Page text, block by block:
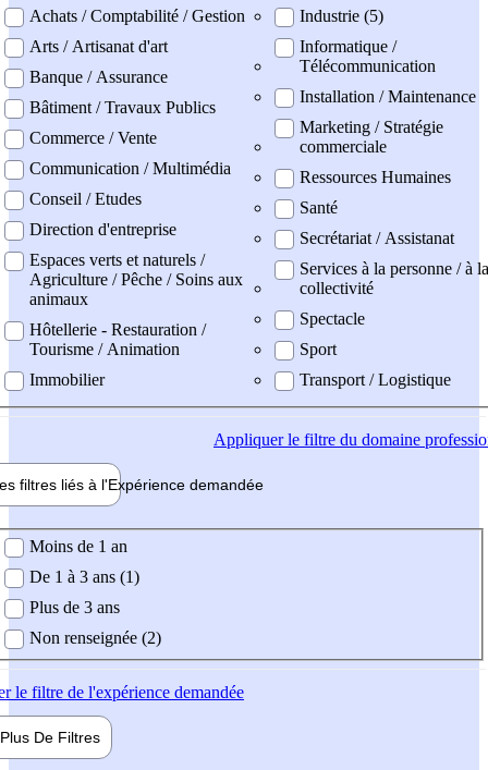
professionel
Achats / Comptabilité / Gestion
Arts / Artisanat d'art
Banque / Assurance
Bâtiment / Travaux Publics
Commerce / Vente
Communication / Multimédia
Conseil / Etudes
Direction d'entreprise
Espaces verts et naturels /
Agriculture / Pêche / Soins aux
animaux
Hôtellerie - Restauration /
Tourisme / Animation
Immobilier
Industrie (5)
Informatique /
Télécommunication
Installation / Maintenance
Marketing / Stratégie
commerciale
Ressources Humaines
Santé
Secrétariat / Assistanat
Services à la personne / à la
collectivité
Spectacle
Sport
Transport / Logistique
Appliquerle filtre du domaine
filtres liés à l'Expérience demandée
demandée
Moins de 1 an
De 1 à 3 ans (1)
Plus de 3 ans
Non renseignée (2)
le filtre de l'expérience demandée
Plus De Filtres